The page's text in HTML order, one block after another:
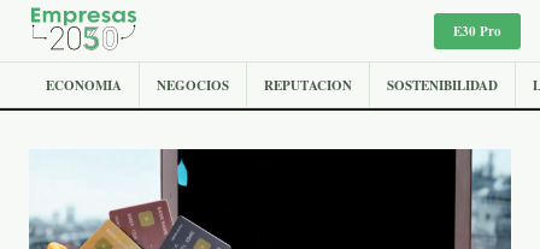
E30 Pro
ECONOMIA NEGOCIOS REPUTACION SOSTENIBILIDAD